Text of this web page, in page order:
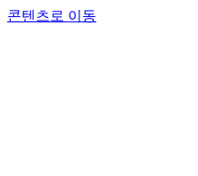
콘텐츠로 이동